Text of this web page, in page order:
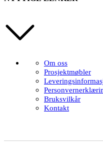
Om oss
Prosjektmøbler
Bruksvilkår
Kontakt